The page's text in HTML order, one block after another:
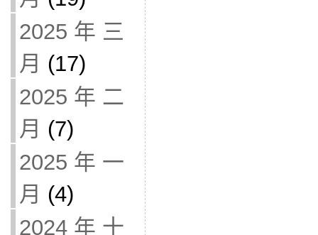
2025 年 三
月 (17)
2025 年 二
月 (7)
2025 年 一
月 (4)
2024 年 十